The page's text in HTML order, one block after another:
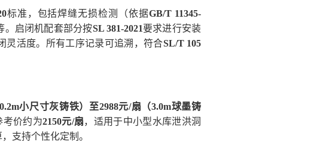
标准，包括焊缝无损检测（依据GB/T 11345-
。启闭机配套部分按SL 381-2021要求进行安装
灵活度。所有工序记录可追溯，符合SL/T 105
小尺寸灰铸铁）至2988元/扇（3.0m球墨铸
考价约为2150元/扇，适用于中小型水库泄洪洞
支持个性化定制。